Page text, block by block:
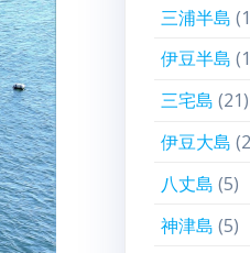
三浦半島
伊豆半島
三宅島 (21)
伊豆大島
八丈島 (5)
神津島 (5)